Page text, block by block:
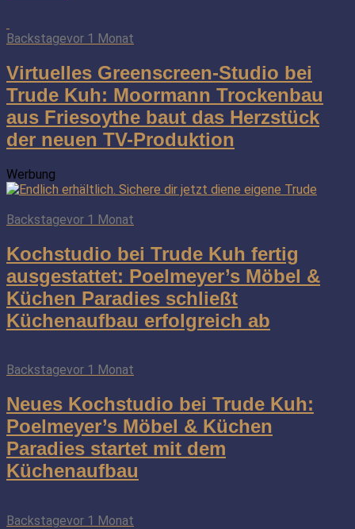
Backstagevor 1 Monat
Virtuelles Greenscreen-Studio bei
Trude Kuh: Moormann Trockenbau
aus Friesoythe baut das Herzstück
der neuen TV-Produktion
Werbung
Backstagevor 1 Monat
Kochstudio bei Trude Kuh fertig
ausgestattet: Poelmeyer’s Möbel &
Küchen Paradies schließt
Küchenaufbau erfolgreich ab
Backstagevor 1 Monat
Neues Kochstudio bei Trude Kuh:
Poelmeyer’s Möbel & Küchen
Paradies startet mit dem
Küchenaufbau
Backstagevor 1 Monat